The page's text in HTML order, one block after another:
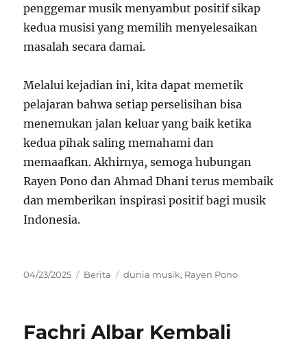
penggemar musik menyambut positif sikap
kedua musisi yang memilih menyelesaikan
masalah secara damai.
Melalui kejadian ini, kita dapat memetik
pelajaran bahwa setiap perselisihan bisa
menemukan jalan keluar yang baik ketika
kedua pihak saling memahami dan
memaafkan. Akhirnya, semoga hubungan
Rayen Pono dan Ahmad Dhani terus membaik
dan memberikan inspirasi positif bagi musik
Indonesia.
Posted
04/23/2025 Categories
Berita Tags
dunia musik, Rayen Pono
Fachri Albar Kembali